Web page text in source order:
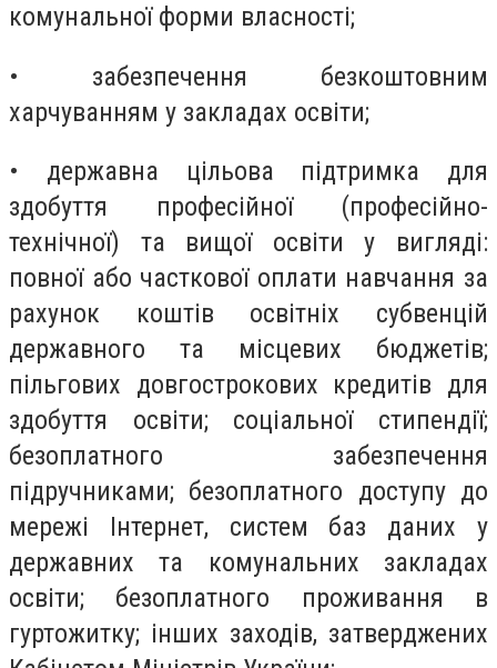
комунальної форми власності;
• забезпечення безкоштовним
харчуванням у закладах освіти;
• державна цільова підтримка для
здобуття професійної (професійно-
технічної) та вищої освіти у вигляді:
повної або часткової оплати навчання за
рахунок коштів освітніх субвенцій
державного та місцевих бюджетів;
пільгових довгострокових кредитів для
здобуття освіти; соціальної стипендії;
безоплатного забезпечення
підручниками; безоплатного доступу до
мережі Інтернет, систем баз даних у
державних та комунальних закладах
освіти; безоплатного проживання в
гуртожитку; інших заходів, затверджених